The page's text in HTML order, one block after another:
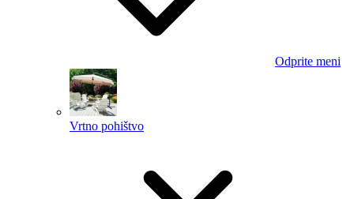
Odprite meni
Vrtno pohištvo